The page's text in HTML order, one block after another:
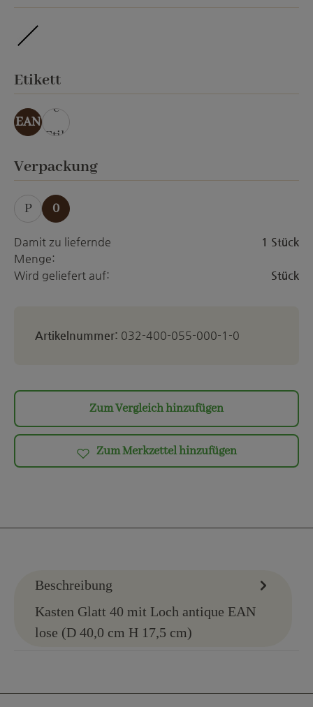
Etikettauswählen
EAN
ohn
e
Etik
ett
Verpackungauswählen
P 0
Damit zu liefernde
Menge:
1 Stück
Wird geliefert auf: Stück
Artikelnummer: 032-400-055-000-1-0
Zum Vergleich hinzufügen
Zum Merkzettel hinzufügen
Beschreibung
Kasten Glatt 40 mit Loch antique EAN
lose (D 40,0 cm H 17,5 cm)